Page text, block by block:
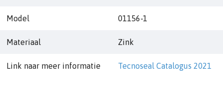
Model 01156-1
Materiaal Zink
Link naar meer informatie Tecnoseal Catalogus 2021